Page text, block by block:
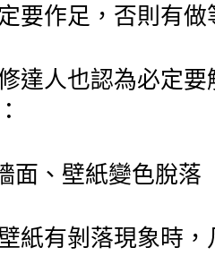
要作足，否則有做
達人也認為必定
面、壁紙變色脫落
紙有剝落現象時